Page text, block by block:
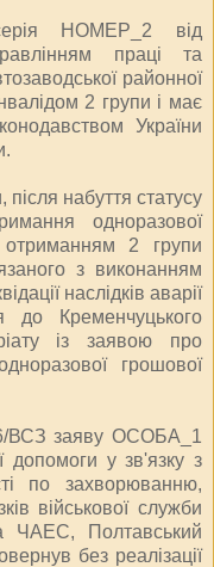
НОМЕР_2 від
праці та
районної
2 групи і має
України
набуття статусу
одноразової
2 групи
з виконанням
наслідків аварії
Кременчуцького
із заявою про
грошової
ВСЗ заяву ОСОБА_1
допомоги у зв'язку з
по захворюванню,
військової служби
ЧАЕС, Полтавський
без реалізації